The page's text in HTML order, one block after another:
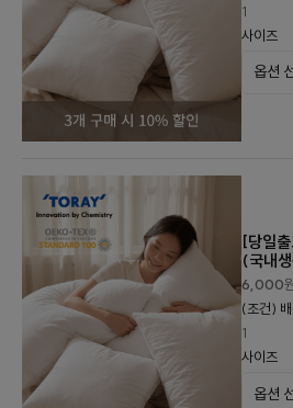
1
사이즈
[당일
(국내
6,000
(조건)
1
사이즈